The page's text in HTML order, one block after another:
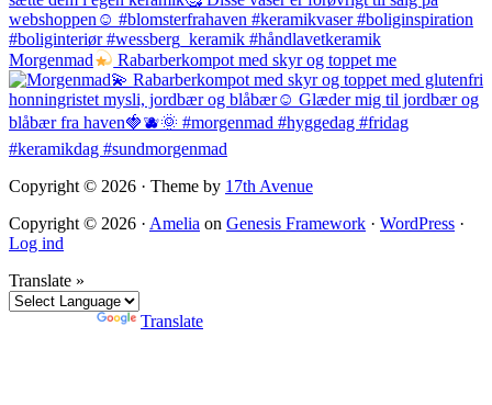
Morgenmad Rabarberkompot med skyr og toppet me
Copyright © 2026 · Theme by 17th Avenue
Copyright © 2026 · Amelia on Genesis Framework · WordPress ·
Log ind
Translate »
Translate